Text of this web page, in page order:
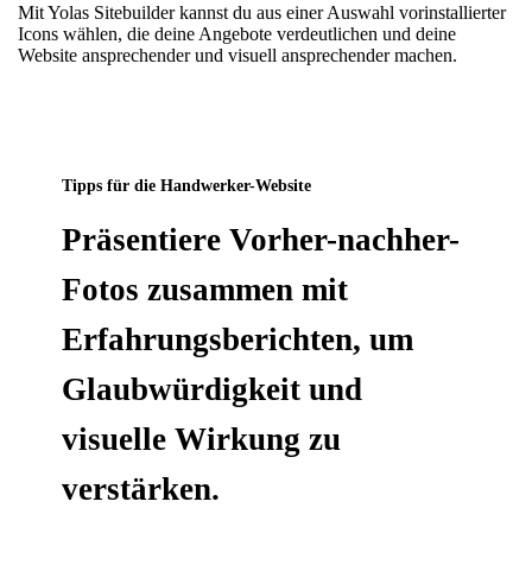
Mit Yolas Sitebuilder kannst du aus einer Auswahl vorinstallierter
Icons wählen, die deine Angebote verdeutlichen und deine
Website ansprechender und visuell ansprechender machen.
Tipps für die Handwerker-Website
Präsentiere Vorher-nachher-
Fotos zusammen mit
Erfahrungsberichten, um
Glaubwürdigkeit und
visuelle Wirkung zu
verstärken.